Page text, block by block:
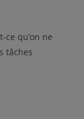
ce qu’on ne
tâches